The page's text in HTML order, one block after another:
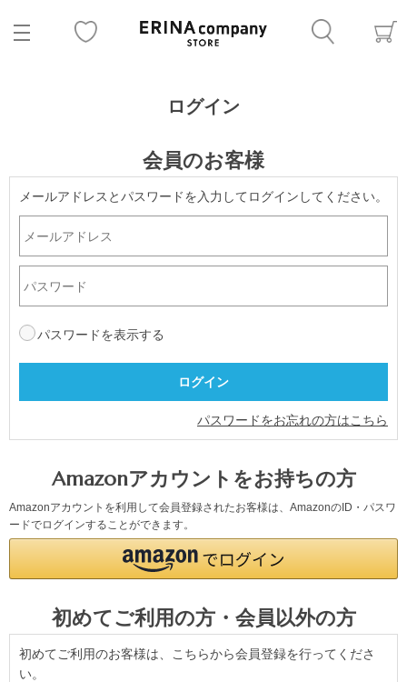
ログイン
会員のお客様
メールアドレスとパスワードを入力してログインしてください。
パスワードを表示する
パスワードをお忘れの方はこちら
Amazonアカウントをお持ちの方
Amazonアカウントを利用して会員登録されたお客様は、AmazonのID・パスワ
ードでログインすることができます。
初めてご利用の方・会員以外の方
初めてご利用のお客様は、こちらから会員登録を行ってくださ
い。